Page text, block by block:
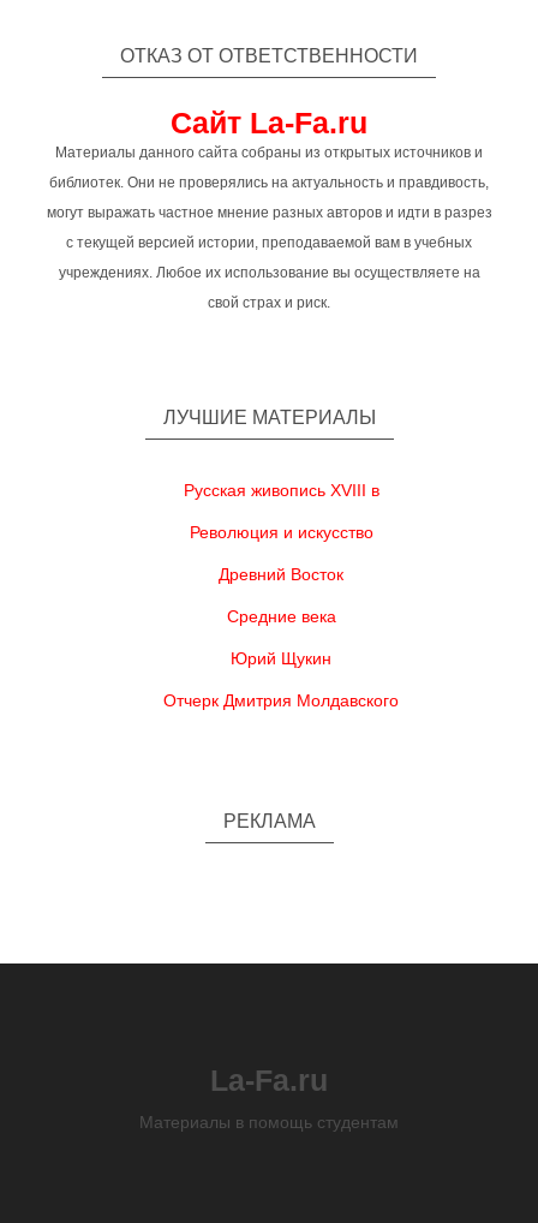
ОТКАЗ ОТ ОТВЕТСТВЕННОСТИ
Сайт La-Fa.ru
Материалы данного сайта собраны из открытых источников и
библиотек. Они не проверялись на актуальность и правдивость,
могут выражать частное мнение разных авторов и идти в разрез
с текущей версией истории, преподаваемой вам в учебных
учреждениях. Любое их использование вы осуществляете на
свой страх и риск.
ЛУЧШИЕ МАТЕРИАЛЫ
Русская живопись XVIII в
Революция и искусство
Древний Восток
Средние века
Юрий Щукин
Отчерк Дмитрия Молдавского
РЕКЛАМА
La-Fa.ru
Материалы в помощь студентам